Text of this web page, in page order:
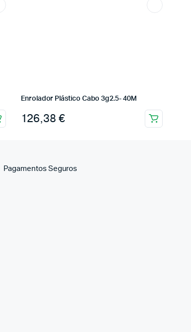
Enrolador Plástico Cabo 3g2.5- 40M
126,38 €
Pagamentos Seguros